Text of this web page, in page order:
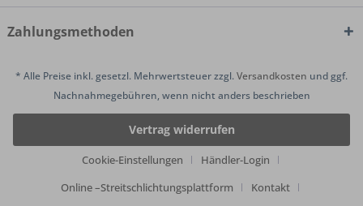
Zahlungsmethoden
* Alle Preise inkl. gesetzl. Mehrwertsteuer zzgl.Versandkosten und ggf.
Nachnahmegebühren, wenn nicht anders beschrieben
Vertrag widerrufen
Cookie-Einstellungen
Händler-Login
Online –Streitschlichtungsplattform
Kontakt